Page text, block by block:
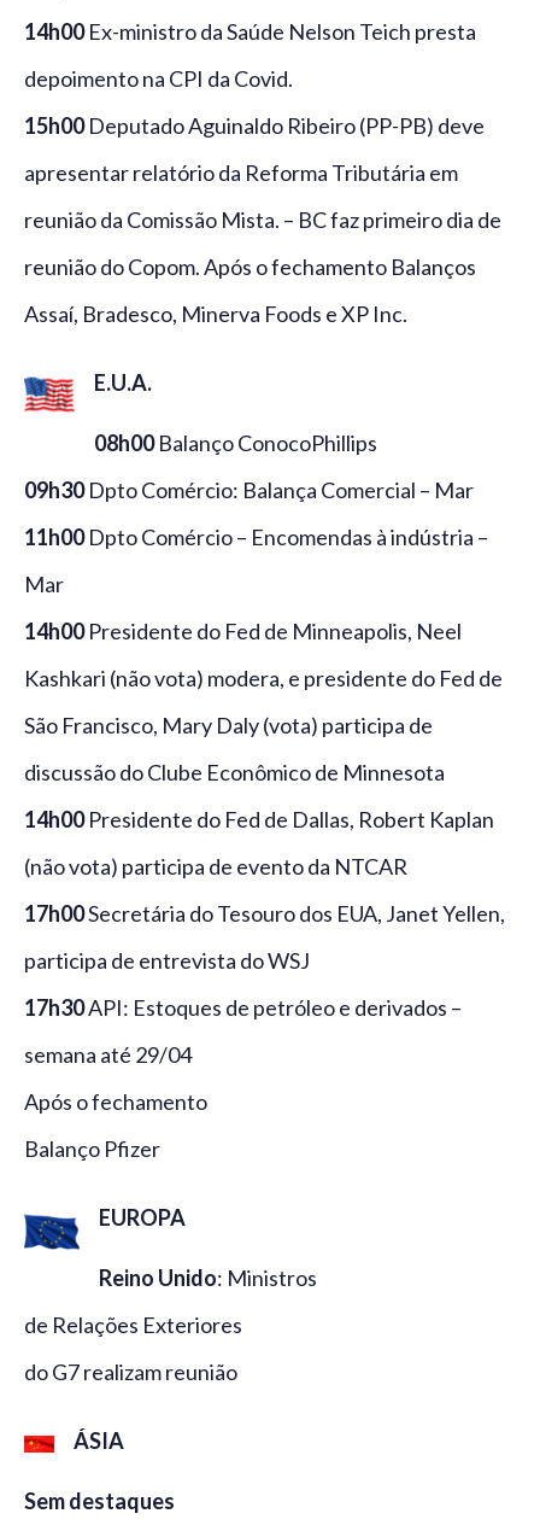
14h00Ex-ministro da Saúde Nelson Teich presta
depoimento na CPI da Covid.
15h00Deputado Aguinaldo Ribeiro (PP-PB) deve
apresentar relatório da Reforma Tributária em
reunião da Comissão Mista. – BC faz primeiro dia de
reunião do Copom. Após o fechamento Balanços
Assaí, Bradesco, Minerva Foods e XP Inc.
E.U.A.
08h00Balanço ConocoPhillips
09h30Dpto Comércio: Balança Comercial – Mar
11h00Dpto Comércio – Encomendas à indústria –
Mar
14h00Presidente do Fed de Minneapolis, Neel
Kashkari (não vota) modera, e presidente do Fed de
São Francisco, Mary Daly (vota) participa de
discussão do Clube Econômico de Minnesota
14h00Presidente do Fed de Dallas, Robert Kaplan
(não vota) participa de evento da NTCAR
17h00Secretária do Tesouro dos EUA, Janet Yellen,
participa de entrevista do WSJ
17h30API: Estoques de petróleo e derivados –
semana até 29/04
Após o fechamento
Balanço Pfizer
EUROPA
Reino Unido: Ministros
de Relações Exteriores
do G7 realizam reunião
ÁSIA
Sem destaques